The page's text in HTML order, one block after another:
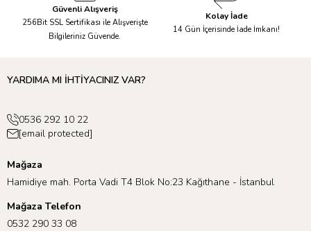
Güvenli Alışveriş
256Bit SSL Sertifikası ile Alışverişte
Bilgileriniz Güvende.
Kolay İade
14 Gün İçerisinde İade İmkanı!
YARDIMA MI İHTİYACINIZ VAR?
0536 292 10 22
[email protected]
Mağaza
Hamidiye mah. Porta Vadi T4 Blok No:23 Kağıthane - İstanbul
Mağaza Telefon
0532 290 33 08